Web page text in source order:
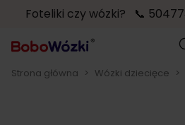
Foteliki czy wózki? 📞
Strona główna > Wózki dziecięce >